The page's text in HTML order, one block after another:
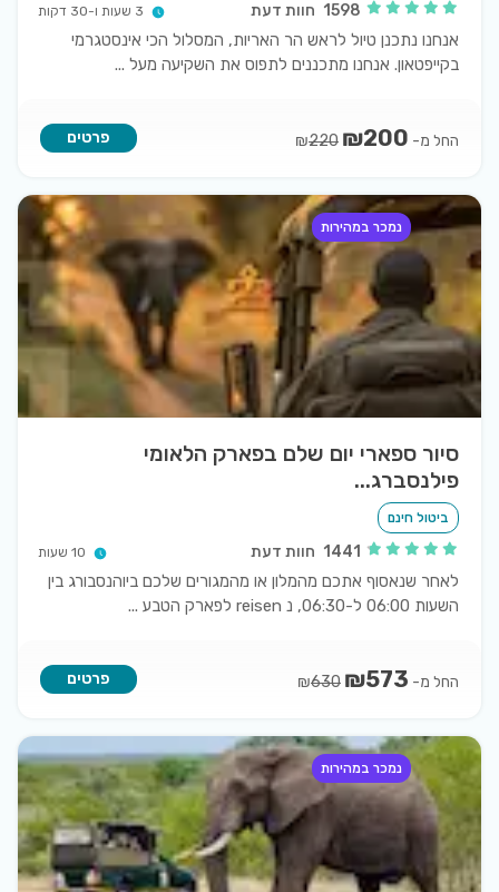
1598 חוות דעת 3 שעות ו-30 דקות
אנחנו נתכנן טיול לראש הר האריות, המסלול הכי אינסטגרמי
בקייפטאון. אנחנו מתכננים לתפוס את השקיעה מעל ...
החל מ- ₪200
220 פרטים
נמכר במהירות
סיור ספארי יום שלם בפארק הלאומי
פילנסברג...
ביטול חינם
1441 חוות דעת 10 שעות
לאחר שנאסוף אתכם מהמלון או מהמגורים שלכם ביוהנסבורג בין
השעות 06:00 ל-06:30, נ reisen לפארק הטבע
...
החל מ- ₪573
630 פרטים
נמכר במהירות